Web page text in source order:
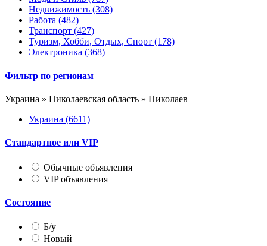
Недвижимость (308)
Работа (482)
Транспорт (427)
Туризм, Хобби, Отдых, Спорт (178)
Электроника (368)
Фильтр по регионам
Украина » Николаевская область » Николаев
Украина (6611)
Стандартное или VIP
Обычные объявления
VIP объявления
Состояние
Б/у
Новый